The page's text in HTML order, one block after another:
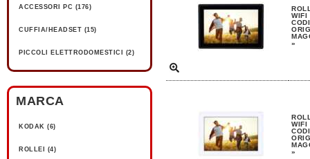
ACCESSORI PC (176)
CUFFIA/HEADSET (15)
PICCOLI ELETTRODOMESTICI (2)
MARCA
KODAK (6)
ROLLEI (4)
WIFI
»
WIFI
»